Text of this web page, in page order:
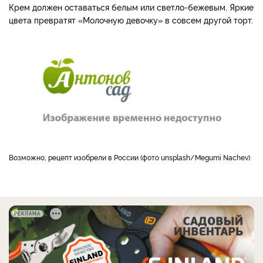
Крем должен оставаться белым или светло-бежевым. Яркие
цвета превратят «Молочную девочку» в совсем другой торт.
Возможно, рецепт изобрели в России (фото unsplash/Megumi Nachev)
РЕКЛАМА